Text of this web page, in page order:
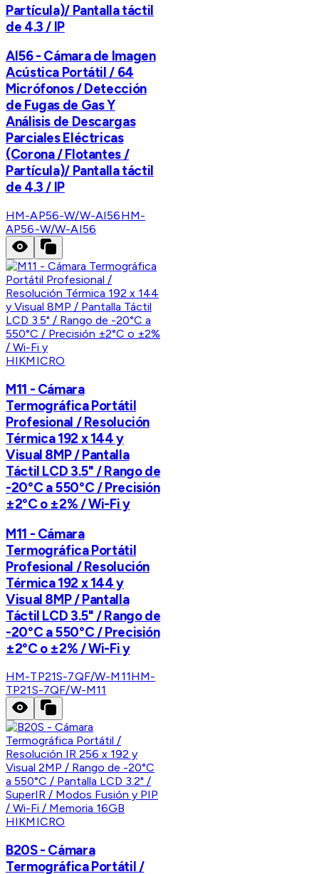
Partícula)/ Pantalla táctil
de 4.3 / IP
AI56 - Cámara de Imagen
Acústica Portátil / 64
Micrófonos / Detección
de Fugas de Gas Y
Análisis de Descargas
Parciales Eléctricas
(Corona / Flotantes /
Partícula)/ Pantalla táctil
de 4.3 / IP
HM-AP56-W/W-AI56HM-
AP56-W/W-AI56
HIKMICRO
M11 - Cámara
Termográfica Portátil
Profesional / Resolución
Térmica 192 x 144 y
Visual 8MP / Pantalla
Táctil LCD 3.5" / Rango de
-20°C a 550°C / Precisión
±2°C o ±2% / Wi-Fi y
M11 - Cámara
Termográfica Portátil
Profesional / Resolución
Térmica 192 x 144 y
Visual 8MP / Pantalla
Táctil LCD 3.5" / Rango de
-20°C a 550°C / Precisión
±2°C o ±2% / Wi-Fi y
HM-TP21S-7QF/W-M11HM-
TP21S-7QF/W-M11
HIKMICRO
B20S - Cámara
Termográfica Portátil /